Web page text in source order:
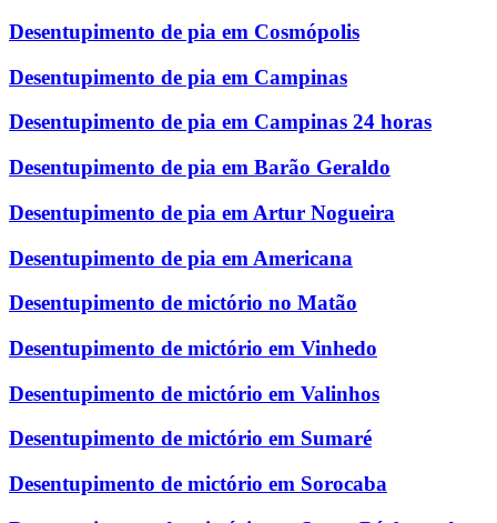
Desentupimento de pia em Cosmópolis
Desentupimento de pia em Campinas
Desentupimento de pia em Campinas 24 horas
Desentupimento de pia em Barão Geraldo
Desentupimento de pia em Artur Nogueira
Desentupimento de pia em Americana
Desentupimento de mictório no Matão
Desentupimento de mictório em Vinhedo
Desentupimento de mictório em Valinhos
Desentupimento de mictório em Sumaré
Desentupimento de mictório em Sorocaba